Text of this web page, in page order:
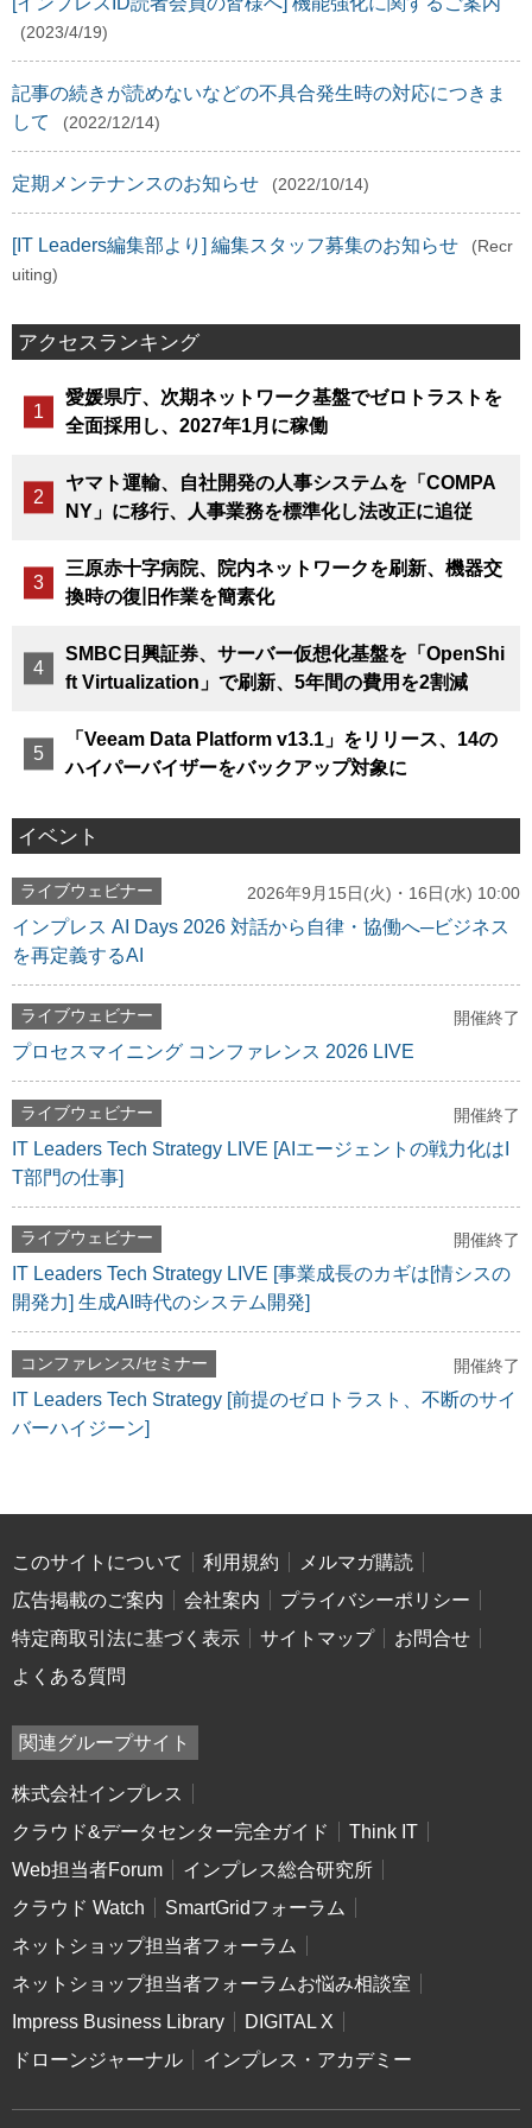
(2023/4/19)
記事の続きが読めないなどの不具合発生時の対応につきま
して
(2022/12/14)
定期メンテナンスのお知らせ (2022/10/14)
[IT Leaders編集部より] 編集スタッフ募集のお知らせ
(Recr
uiting)
アクセスランキング
愛媛県庁、次期ネットワーク基盤でゼロトラストを
全面採用し、2027年1月に稼働
ヤマト運輸、自社開発の人事システムを「COMPA
NY」に移行、人事業務を標準化し法改正に追従
三原赤十字病院、院内ネットワークを刷新、機器交
換時の復旧作業を簡素化
SMBC日興証券、サーバー仮想化基盤を「OpenShi
ft Virtualization」で刷新、5年間の費用を2割減
「Veeam Data Platform v13.1」をリリース、14の
ハイパーバイザーをバックアップ対象に
イベント
ライブウェビナー 2026年9月15日(火)・16日(水) 10:00
インプレス AI Days 2026 対話から自律・協働へ─ビジネス
を再定義するAI
ライブウェビナー 開催終了
プロセスマイニング コンファレンス 2026 LIVE
ライブウェビナー 開催終了
IT Leaders Tech Strategy LIVE [AIエージェントの戦力化はI
T部門の仕事]
ライブウェビナー 開催終了
IT Leaders Tech Strategy LIVE [事業成長のカギは[情シスの
開発力] 生成AI時代のシステム開発]
コンファレンス/セミナー 開催終了
IT Leaders Tech Strategy [前提のゼロトラスト、不断のサイ
バーハイジーン]
このサイトについて 利用規約
メルマガ購読
広告掲載のご案内
会社案内
プライバシーポリシー
特定商取引法に基づく表示
サイトマップ
お問合せ
よくある質問
関連グループサイト
株式会社インプレス
クラウド&データセンター完全ガイド
Think IT
Web担当者Forum
インプレス総合研究所
クラウド Watch
SmartGridフォーラム
ネットショップ担当者フォーラム
ネットショップ担当者フォーラムお悩み相談室
Impress Business Library
DIGITAL X
ドローンジャーナル
インプレス・アカデミー